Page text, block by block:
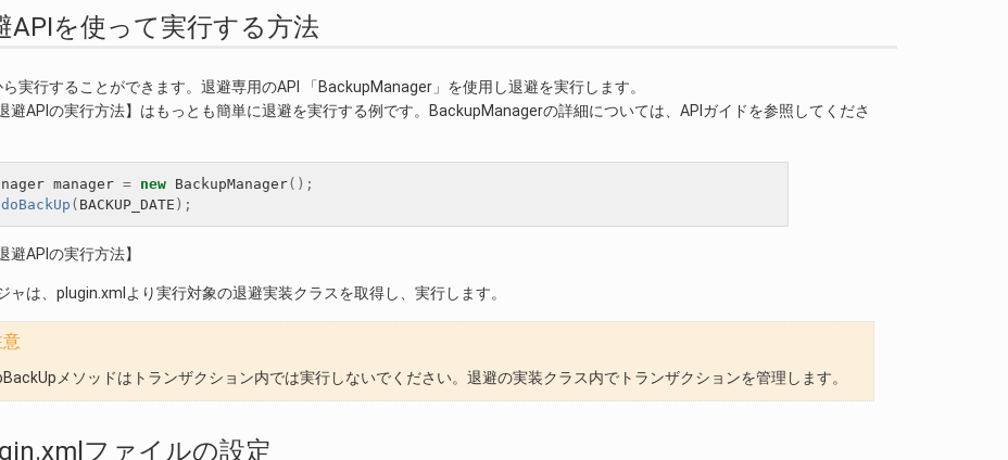
APIを使って実行する方法
実行することができます。退避専用のAPI 「BackupManager」を使用し退避を実行します。
避APIの実行方法】はもっとも簡単に退避を実行する例です。BackupManagerの詳細については、APIガイドを参照してくださ
manager = new BackupManager();
doBackUp ( BACKUP_DATE );
避APIの実行方法】
ャは、plugin.xmlより実行対象の退避実装クラスを取得し、実行します。
メソッドはトランザクション内では実行しないでください。退避の実装クラス内でトランザクションを管理します。
ファイルの設定